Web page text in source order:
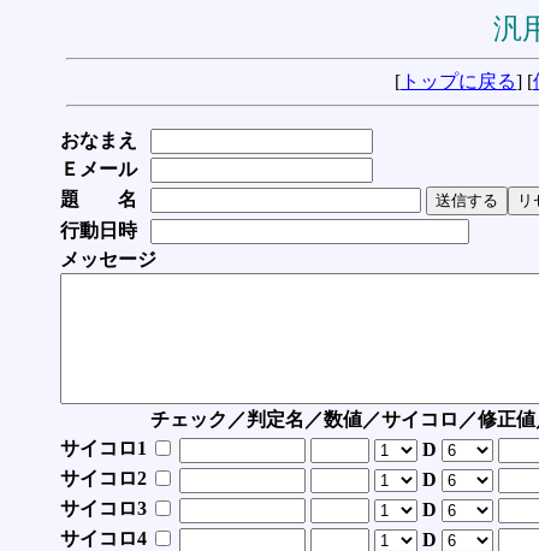
汎
[ トップに戻る] [
おなまえ
Ｅメール
題 名
行動日時
メッセージ
チェック／判定名／数値／サイコロ／修正
サイコロ1
D
サイコロ2
D
サイコロ3
D
サイコロ4
D